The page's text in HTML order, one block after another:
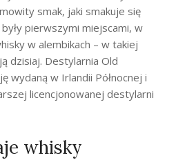
smak, jaki smakuje się
pierwszymi miejscami, w
w alembikach – w takiej
dzisiaj. Destylarnia Old
wydaną w Irlandii Północnej i
licencjonowanej destylarni
whisky